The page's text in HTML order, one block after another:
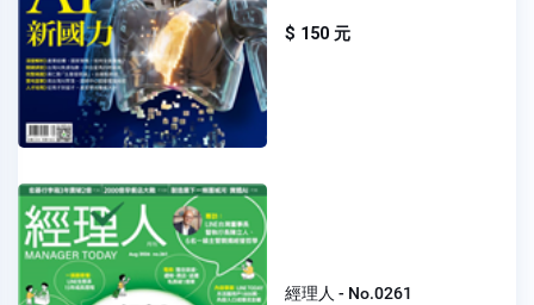
$ 150 元
經理人 - No.0261